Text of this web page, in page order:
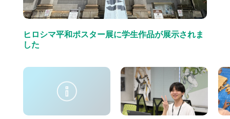
ヒロシマ平和ポスター展に学生作品が展示されま
した